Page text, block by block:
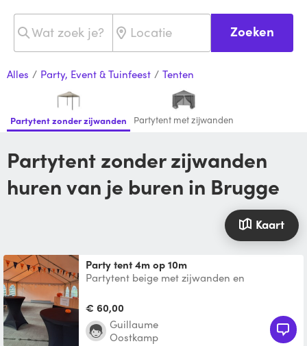
Zoeken
Alles / Party, Event & Tuinfeest / Tenten
Partytent zonder zijwanden Partytent met zijwanden
Partytent zonder zijwanden
huren van je buren in Brugge
Kaart
Party tent 4m op 10m
Partytent beige met zijwanden en
countergewichten. Zelf op te halen e
€ 60,00
Guillaume
Oostkamp